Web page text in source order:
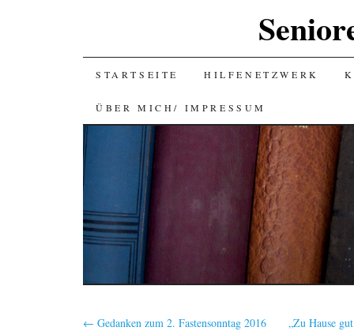
SKIP
TO
CONTENT
STARTSEITE HILFENETZWERK
ÜBER MICH/ IMPRESSUM
← Gedanken zum 2. Fastensonntag 2016 „Zu Hause